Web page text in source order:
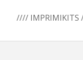
//// IMPRIMIKITS